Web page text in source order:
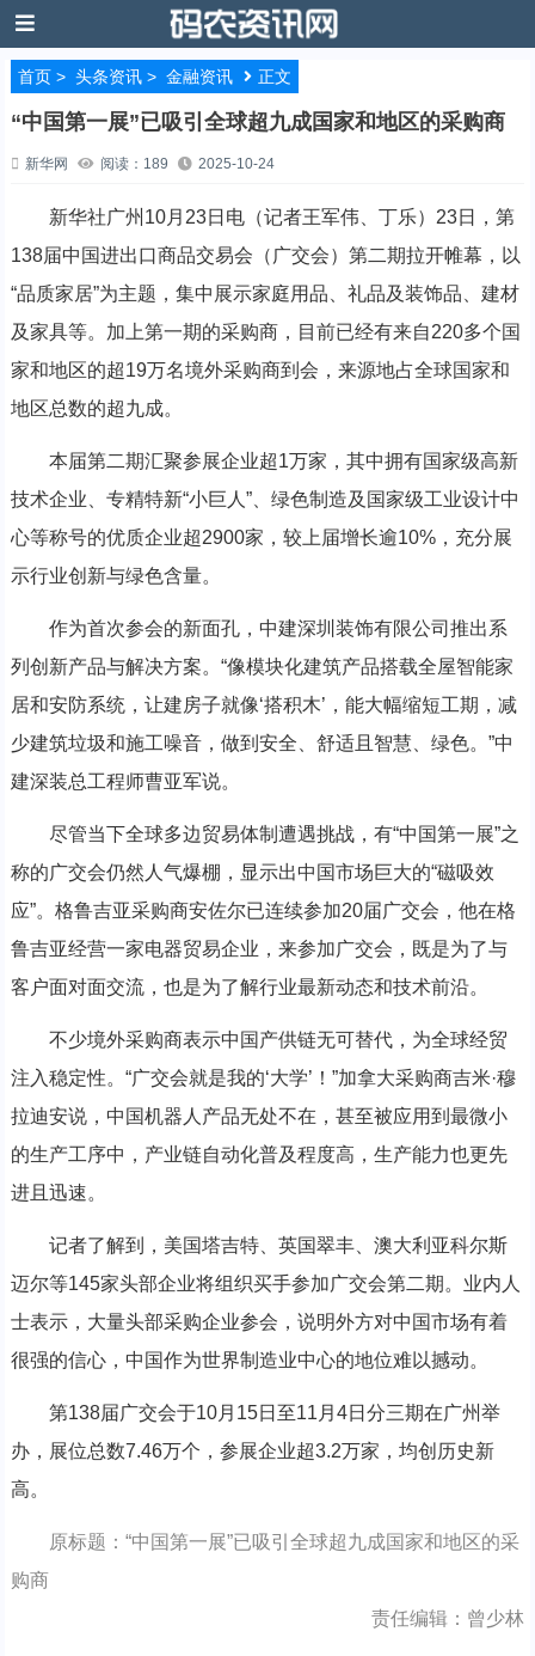
首页> 头条资讯> 金融资讯 正文
“中国第一展”已吸引全球超九成国家和地区的采购商
新华网 阅读：189 2025-10-24
新华社广州10月23日电（记者王军伟、丁乐）23日，第
138届中国进出口商品交易会（广交会）第二期拉开帷幕，以
“品质家居”为主题，集中展示家庭用品、礼品及装饰品、建材
及家具等。加上第一期的采购商，目前已经有来自220多个国
家和地区的超19万名境外采购商到会，来源地占全球国家和
地区总数的超九成。
本届第二期汇聚参展企业超1万家，其中拥有国家级高新
技术企业、专精特新“小巨人”、绿色制造及国家级工业设计中
心等称号的优质企业超2900家，较上届增长逾10%，充分展
示行业创新与绿色含量。
作为首次参会的新面孔，中建深圳装饰有限公司推出系
列创新产品与解决方案。“像模块化建筑产品搭载全屋智能家
居和安防系统，让建房子就像‘搭积木’，能大幅缩短工期，减
少建筑垃圾和施工噪音，做到安全、舒适且智慧、绿色。”中
建深装总工程师曹亚军说。
尽管当下全球多边贸易体制遭遇挑战，有“中国第一展”之
称的广交会仍然人气爆棚，显示出中国市场巨大的“磁吸效
应”。格鲁吉亚采购商安佐尔已连续参加20届广交会，他在格
鲁吉亚经营一家电器贸易企业，来参加广交会，既是为了与
客户面对面交流，也是为了解行业最新动态和技术前沿。
不少境外采购商表示中国产供链无可替代，为全球经贸
注入稳定性。“广交会就是我的‘大学’！”加拿大采购商吉米·穆
拉迪安说，中国机器人产品无处不在，甚至被应用到最微小
的生产工序中，产业链自动化普及程度高，生产能力也更先
进且迅速。
记者了解到，美国塔吉特、英国翠丰、澳大利亚科尔斯
迈尔等145家头部企业将组织买手参加广交会第二期。业内人
士表示，大量头部采购企业参会，说明外方对中国市场有着
很强的信心，中国作为世界制造业中心的地位难以撼动。
第138届广交会于10月15日至11月4日分三期在广州举
办，展位总数7.46万个，参展企业超3.2万家，均创历史新
高。
原标题：“中国第一展”已吸引全球超九成国家和地区的采
购商
责任编辑：曾少林